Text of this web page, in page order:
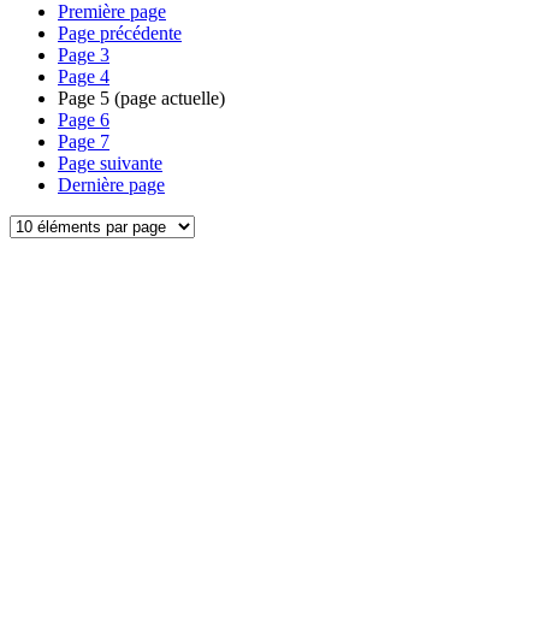
Première page
Page précédente
Page 3
Page 4
Page 5 (page actuelle)
Page 6
Page 7
Page suivante
Dernière page